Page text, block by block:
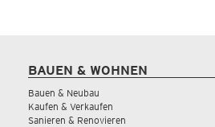
BAUEN & WOHNEN
Bauen & Neubau
Kaufen & Verkaufen
Sanieren & Renovieren